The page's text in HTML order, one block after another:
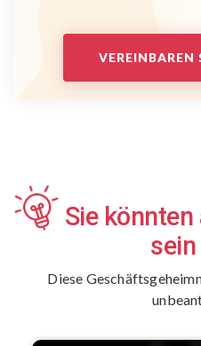
VEREINBAREN
Sie
sein
Diese